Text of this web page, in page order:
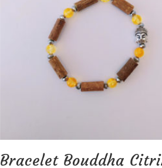
Bracelet Bouddha